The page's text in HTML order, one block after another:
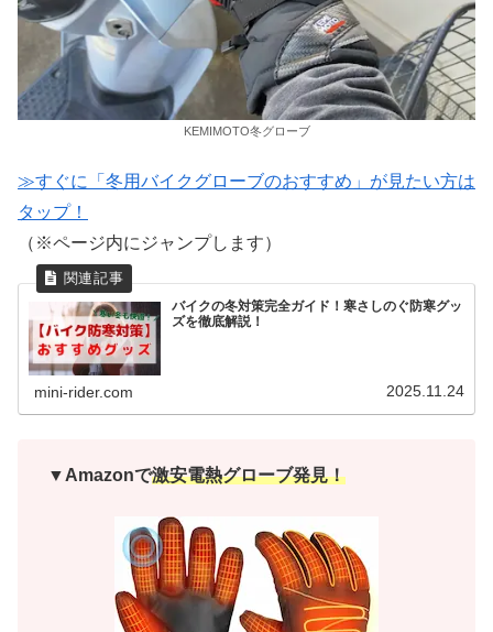
KEMIMOTO冬グローブ
≫すぐに「冬用バイクグローブのおすすめ」が見たい方は
タップ！
（※ページ内にジャンプします）
バイクの冬対策完全ガイド！寒さしのぐ防寒グッ
ズを徹底解説！
mini-rider.com 2025.11.24
▼Amazonで激安電熱グローブ発見！